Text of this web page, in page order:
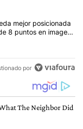
Patricia
mejor posicionada
8 puntos en imagen
por